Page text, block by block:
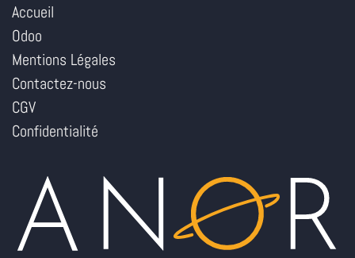
Accueil
Odoo
Mentions Légales
Contactez-nous
CGV
Confidentialité